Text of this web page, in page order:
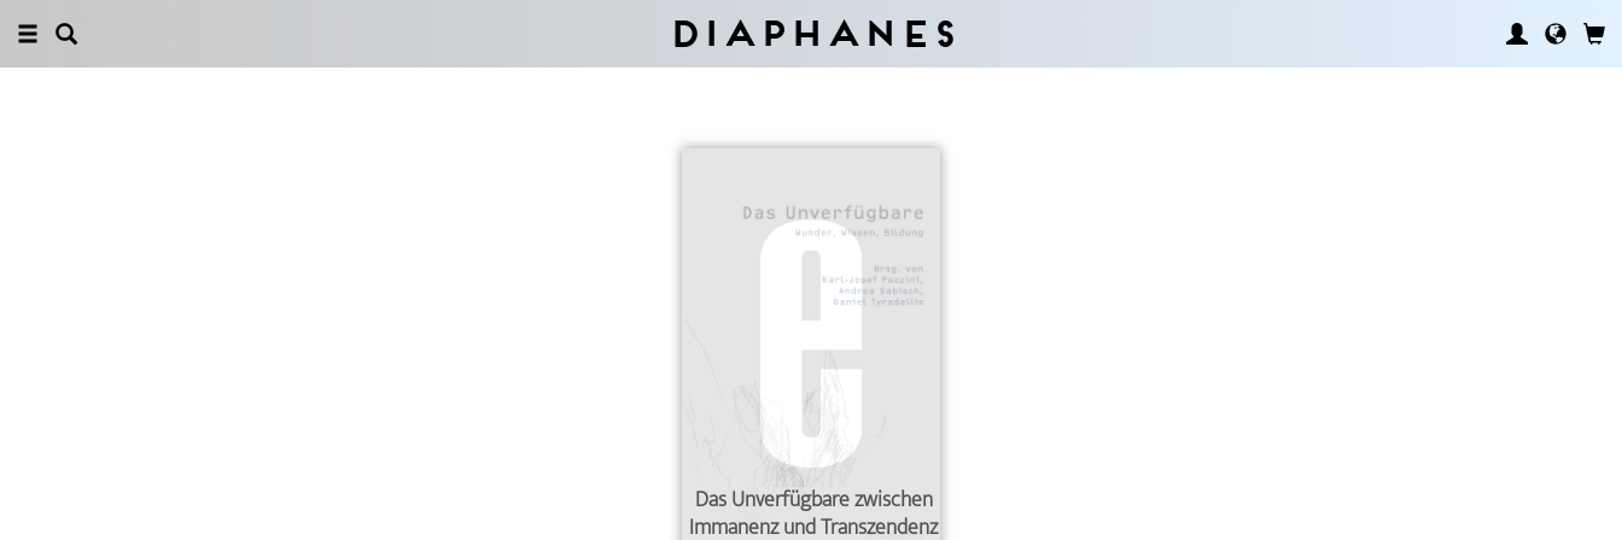
Diaphanes
Das Unverfügbare zwischen
Immanenz und Transzendenz